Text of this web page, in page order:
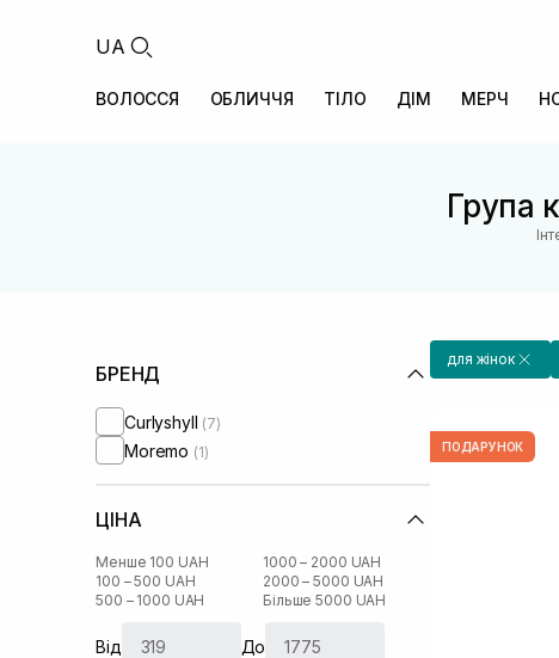
UA
ВОЛОССЯ ОБЛИЧЧЯ ТІЛО ДІМ МЕРЧ
Група
БРЕНД
Curlyshyll (7)
Moremo (1)
ЦІНА
Менше 100 UAH
100 – 500 UAH
500 – 1000 UAH
1000 – 2000 UAH
2000 – 5000 UAH
Більше 5000 UAH
Від До
для жінок
ПОДАРУНОК